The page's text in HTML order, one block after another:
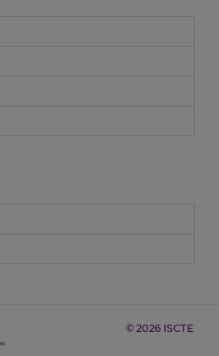
© 2026 ISCTE